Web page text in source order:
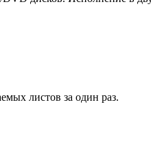
листов за один раз.